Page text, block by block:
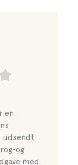
en
udsendt
og
med